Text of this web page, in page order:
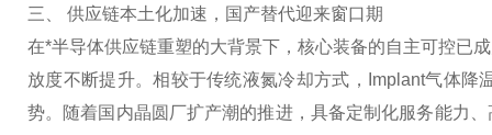
三、 供应链本土化加速，国产替代迎来窗口期
在*半导体供应链重塑的大背景下，核心装备的自主可控已
放度不断提升。相较于传统液氮冷却方式，Implant气体
势。随着国内晶圆厂扩产潮的推进，具备定制化服务能力